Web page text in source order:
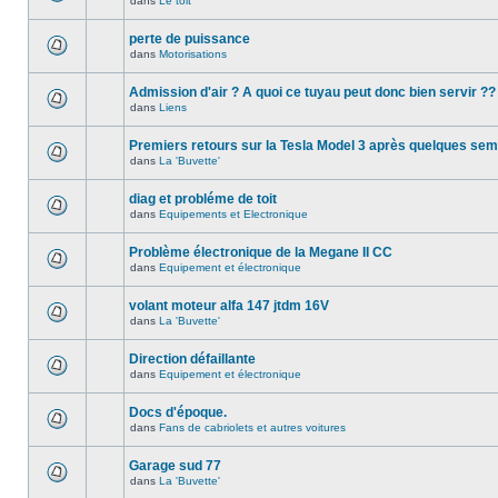
perte de puissance
dans Motorisations
Admission d'air ? A quoi ce tuyau peut donc bien servir ??
dans Liens
Premiers retours sur la Tesla Model 3 après quelques
dans La 'Buvette'
diag et probléme de toit
dans Equipements et Electronique
Problème électronique de la Megane II CC
dans Equipement et électronique
volant moteur alfa 147 jtdm 16V
dans La 'Buvette'
Direction défaillante
dans Equipement et électronique
Docs d'époque.
dans Fans de cabriolets et autres voitures
Garage sud 77
dans La 'Buvette'